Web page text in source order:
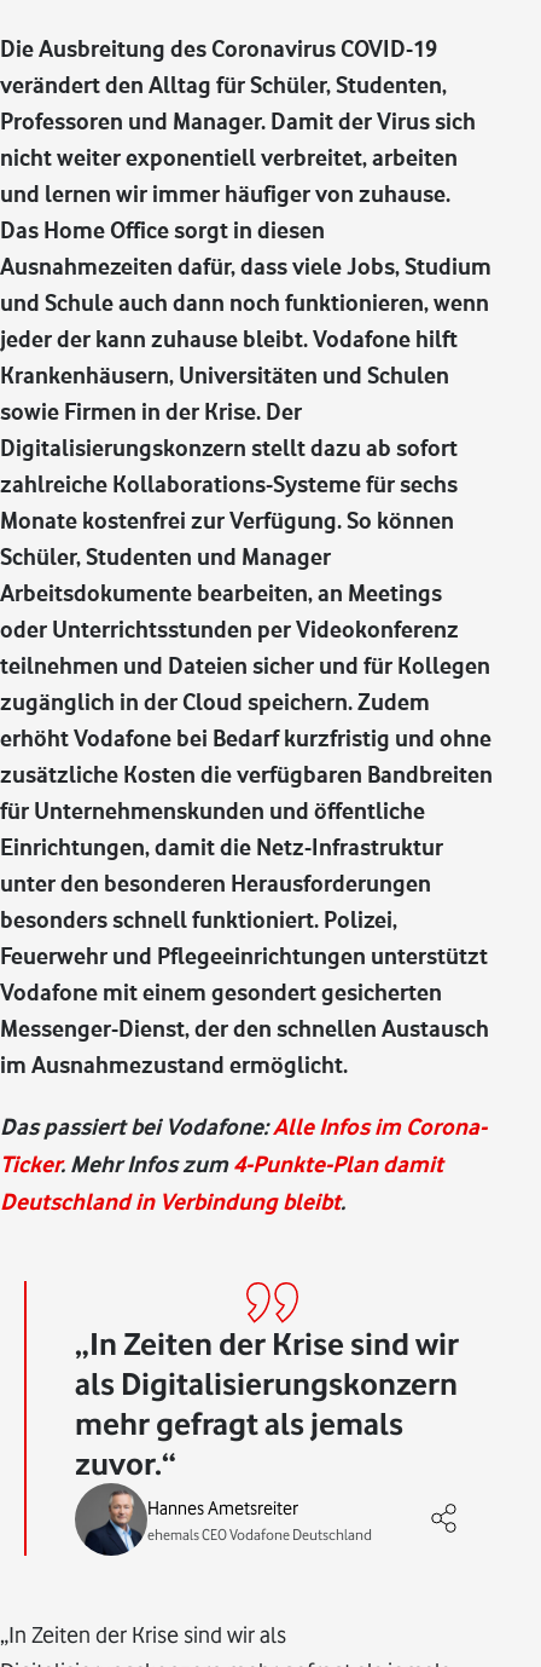
Die Ausbreitung des Coronavirus COVID-19
verändert den Alltag für Schüler, Studenten,
Professoren und Manager. Damit der Virus sich
nicht weiter exponentiell verbreitet, arbeiten
und lernen wir immer häufiger von zuhause.
Das Home Office sorgt in diesen
Ausnahmezeiten dafür, dass viele Jobs, Studium
und Schule auch dann noch funktionieren, wenn
jeder der kann zuhause bleibt. Vodafone hilft
Krankenhäusern, Universitäten und Schulen
sowie Firmen in der Krise. Der
Digitalisierungskonzern stellt dazu ab sofort
zahlreiche Kollaborations-Systeme für sechs
Monate kostenfrei zur Verfügung. So können
Schüler, Studenten und Manager
Arbeitsdokumente bearbeiten, an Meetings
oder Unterrichtsstunden per Videokonferenz
teilnehmen und Dateien sicher und für Kollegen
zugänglich in der Cloud speichern. Zudem
erhöht Vodafone bei Bedarf kurzfristig und ohne
zusätzliche Kosten die verfügbaren Bandbreiten
für Unternehmenskunden und öffentliche
Einrichtungen, damit die Netz-Infrastruktur
unter den besonderen Herausforderungen
besonders schnell funktioniert. Polizei,
Feuerwehr und Pflegeeinrichtungen unterstützt
Vodafone mit einem gesondert gesicherten
Messenger-Dienst, der den schnellen Austausch
im Ausnahmezustand ermöglicht.
Das passiert bei Vodafone:Alle Infos im Corona-
Ticker. Mehr Infos zum4-Punkte-Plan damit
Deutschland in Verbindung bleibt.
In Zeiten der Krise sind wir
als Digitalisierungskonzern
mehr gefragt als jemals
zuvor.
Hannes Ametsreiter
ehemals CEO Vodafone Deutschland
„In Zeiten der Krise sind wir als